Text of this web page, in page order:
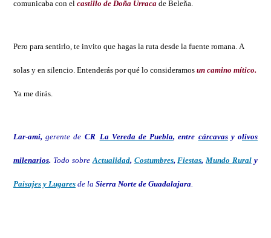
comunicaba con elcastillo de Doña Urracade Beleña.
Pero para sentirlo, te invito que hagas la ruta desde la fuente romana. A
solas y en silencio. Entenderás por qué lo consideramosun camino mítico.
Ya me dirás.
Lar-ami,gerente de CR La Vereda de Puebla, entre cárcavasy olivos
milenarios. Todo sobreActualidad, Costumbres,Fiestas,Mundo Rural y
Paisajes y Lugaresde la Sierra Norte de Guadalajara.